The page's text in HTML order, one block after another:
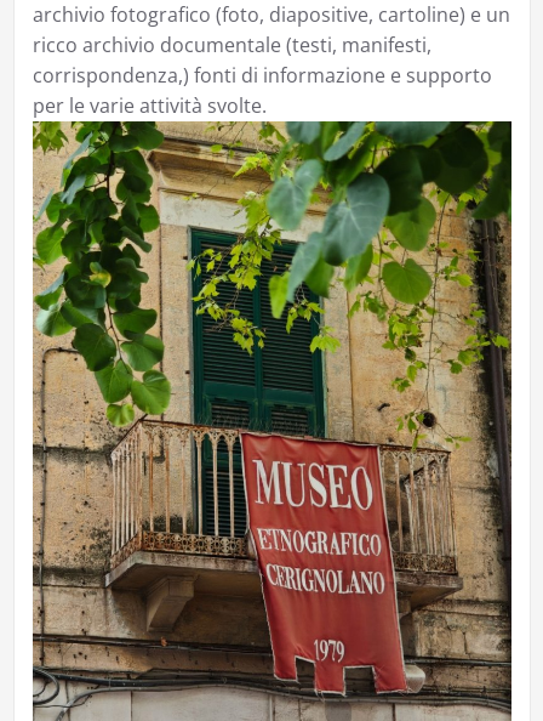
archivio fotografico (foto, diapositive, cartoline) e un
ricco archivio documentale (testi, manifesti,
corrispondenza,) fonti di informazione e supporto
per le varie attività svolte.